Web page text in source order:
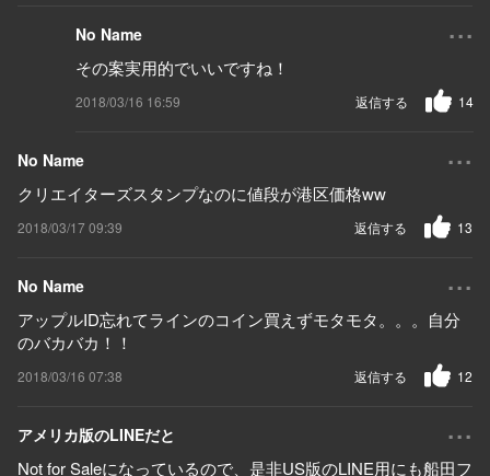
No Name ...
その案実用的でいいですね！
2018/03/16 16:59 14
返信する
No Name ...
クリエイターズスタンプなのに値段が港区価格ww
2018/03/17 09:39 13
返信する
No Name ...
アップルID忘れてラインのコイン買えずモタモタ。。。自分
のバカバカ！！
2018/03/16 07:38 12
返信する
アメリカ版のLINEだと ...
Not for Saleになっているので、是非US版のLINE用にも船田フ